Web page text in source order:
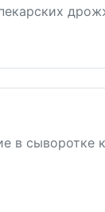
в сыворотке